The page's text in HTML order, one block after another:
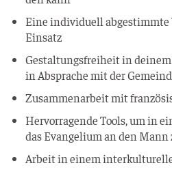
Eine indi­vi­du­ell abge­stimm­te
Einsatz
Gestal­tungs­frei­heit in
in Abspra­che mit der
Zusam­men­ar­beit mit
Her­vor­ra­gen­de Tools, um in
das Evan­ge­li­um an den Mann
Arbeit in einem